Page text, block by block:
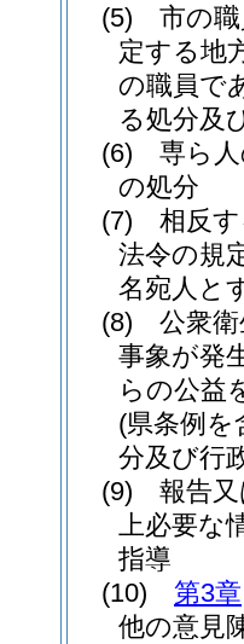
(5)
市の
定する地
の職員で
る処分及
(6)
専ら
の処分
(7)
相反
法令の規
名宛人と
(8)
公衆
事象が発
らの公益
(県条例を
分及び行
(9)
報告
上必要な
指導
(10)
第3章
他の意見